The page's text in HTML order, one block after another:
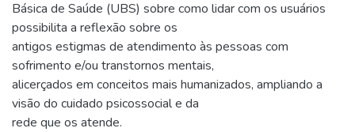
Básica de Saúde (UBS) sobre como lidar com os usuários
possibilita a reflexão sobre os
antigos estigmas de atendimento às pessoas com
sofrimento e/ou transtornos mentais,
alicerçados em conceitos mais humanizados, ampliando a
visão do cuidado psicossocial e da
rede que os atende.